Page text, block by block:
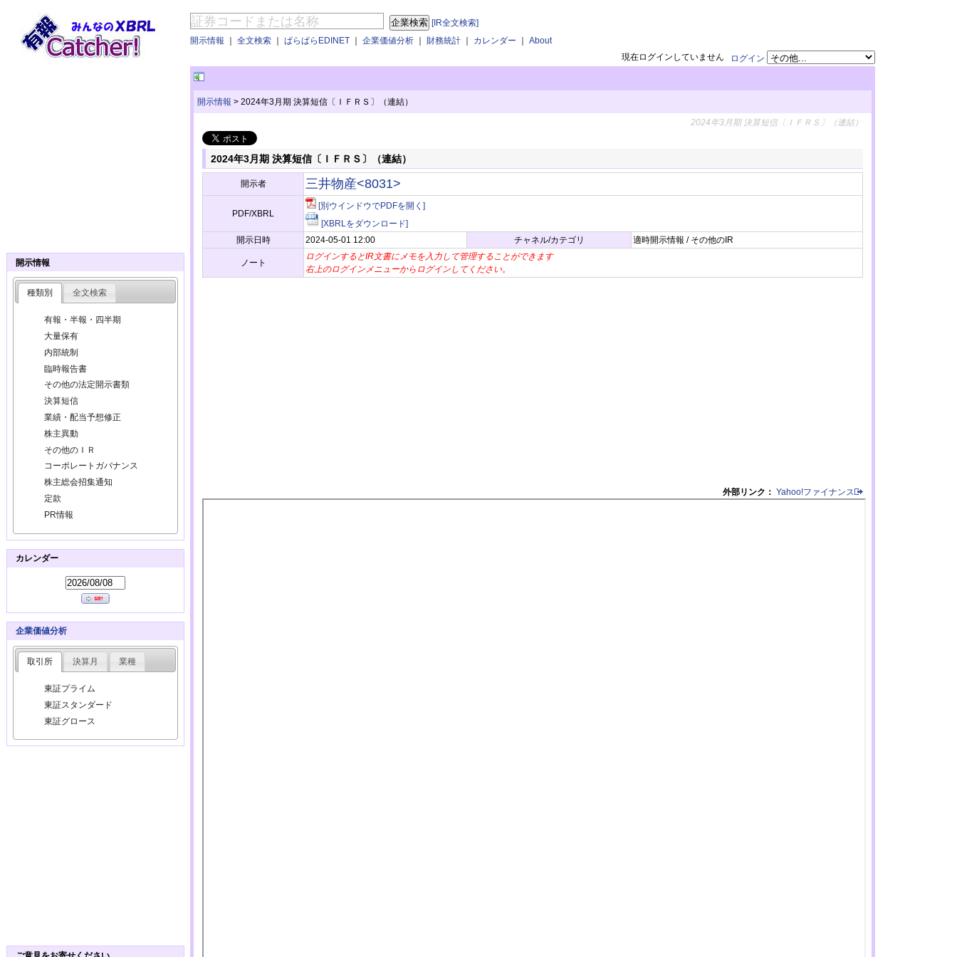
[IR全文検索]
開示情報 ｜ 全文検索 ｜ ぱらぱらEDINET ｜ 企業価値分析 ｜ 財務統計 ｜ カレンダー ｜ About
ログイン
現在ログインしていません
開示情報 > 2024年3月期 決算短信〔ＩＦＲＳ〕（連結）
2024年3月期 決算短信〔ＩＦＲＳ〕（連結）
2024年3月期 決算短信〔ＩＦＲＳ〕（連結）
開示者 三井物産<8031>
PDF/XBRL
[別ウインドウでPDFを開く]
[XBRLをダウンロード]
開示日時
2024-05-01 12:00 チャネル/カテゴリ 適時開示情報 / その他のIR
ノート
ログインするとIR文書にメモを入力して管理することができます
右上のログインメニューからログインしてください。
外部リンク： Yahoo!ファイナンス
開示情報
種類別 全文検索
有報・半報・四半期
大量保有
内部統制
臨時報告書
その他の法定開示書類
決算短信
業績・配当予想修正
株主異動
その他のＩＲ
コーポレートガバナンス
株主総会招集通知
定款
PR情報
カレンダー
企業価値分析
取引所 決算月 業種
東証プライム
東証スタンダード
東証グロース